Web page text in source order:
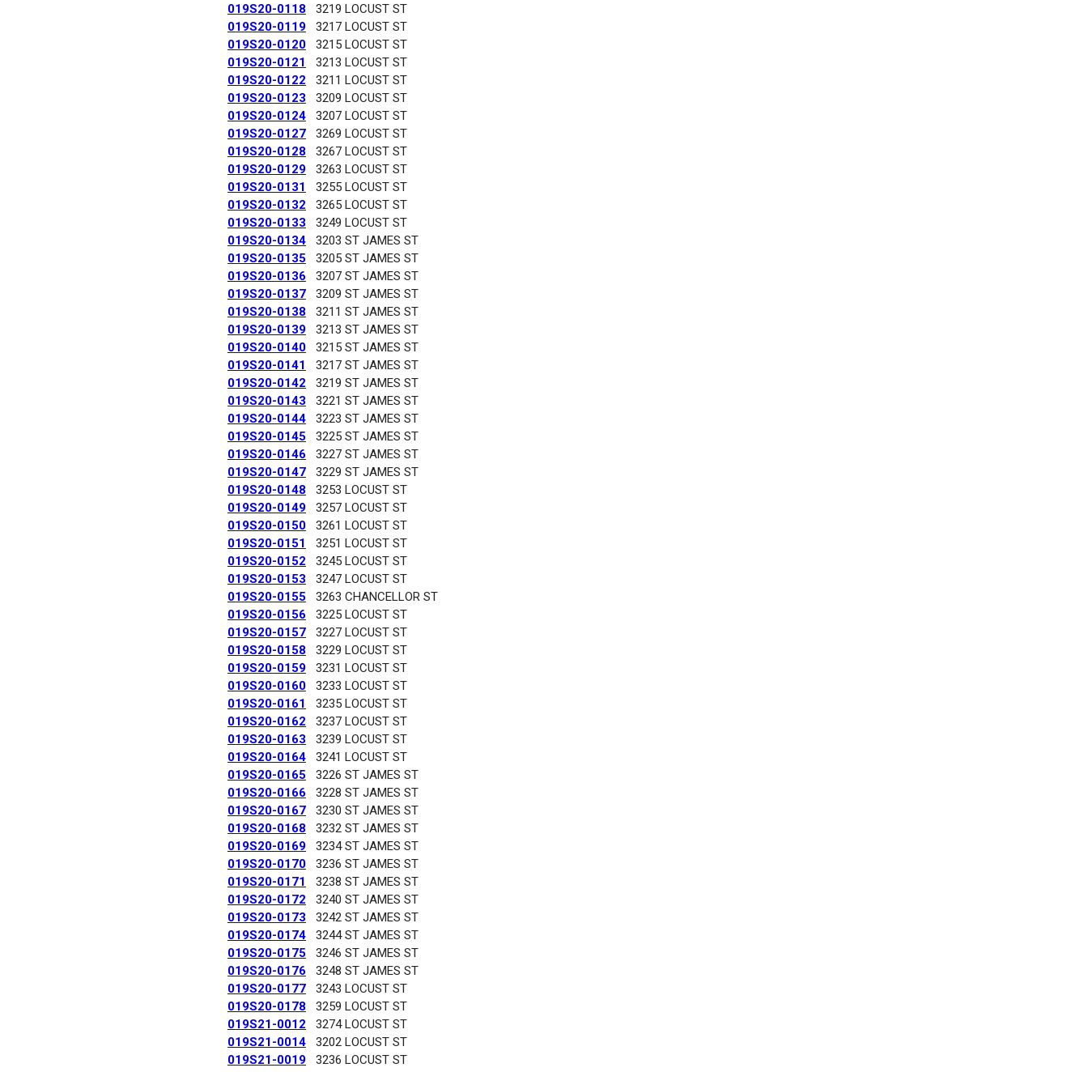
019S20-0118
3219 LOCUST ST
019S20-0119
3217 LOCUST ST
019S20-0120
3215 LOCUST ST
019S20-0121
3213 LOCUST ST
019S20-0122
3211 LOCUST ST
019S20-0123
3209 LOCUST ST
019S20-0124
3207 LOCUST ST
019S20-0127
3269 LOCUST ST
019S20-0128
3267 LOCUST ST
019S20-0129
3263 LOCUST ST
019S20-0131
3255 LOCUST ST
019S20-0132
3265 LOCUST ST
019S20-0133
3249 LOCUST ST
019S20-0134
3203 ST JAMES ST
019S20-0135
3205 ST JAMES ST
019S20-0136
3207 ST JAMES ST
019S20-0137
3209 ST JAMES ST
019S20-0138
3211 ST JAMES ST
019S20-0139
3213 ST JAMES ST
019S20-0140
3215 ST JAMES ST
019S20-0141
3217 ST JAMES ST
019S20-0142
3219 ST JAMES ST
019S20-0143
3221 ST JAMES ST
019S20-0144
3223 ST JAMES ST
019S20-0145
3225 ST JAMES ST
019S20-0146
3227 ST JAMES ST
019S20-0147
3229 ST JAMES ST
019S20-0148
3253 LOCUST ST
019S20-0149
3257 LOCUST ST
019S20-0150
3261 LOCUST ST
019S20-0151
3251 LOCUST ST
019S20-0152
3245 LOCUST ST
019S20-0153
3247 LOCUST ST
019S20-0155
3263 CHANCELLOR ST
019S20-0156
3225 LOCUST ST
019S20-0157
3227 LOCUST ST
019S20-0158
3229 LOCUST ST
019S20-0159
3231 LOCUST ST
019S20-0160
3233 LOCUST ST
019S20-0161
3235 LOCUST ST
019S20-0162
3237 LOCUST ST
019S20-0163
3239 LOCUST ST
019S20-0164
3241 LOCUST ST
019S20-0165
3226 ST JAMES ST
019S20-0166
3228 ST JAMES ST
019S20-0167
3230 ST JAMES ST
019S20-0168
3232 ST JAMES ST
019S20-0169
3234 ST JAMES ST
019S20-0170
3236 ST JAMES ST
019S20-0171
3238 ST JAMES ST
019S20-0172
3240 ST JAMES ST
019S20-0173
3242 ST JAMES ST
019S20-0174
3244 ST JAMES ST
019S20-0175
3246 ST JAMES ST
019S20-0176
3248 ST JAMES ST
019S20-0177
3243 LOCUST ST
019S20-0178
3259 LOCUST ST
019S21-0012
3274 LOCUST ST
019S21-0014
3202 LOCUST ST
019S21-0019
3236 LOCUST ST